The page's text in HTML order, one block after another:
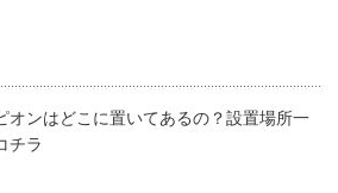
オンはどこに置いてあるの？設置場所一
チラ